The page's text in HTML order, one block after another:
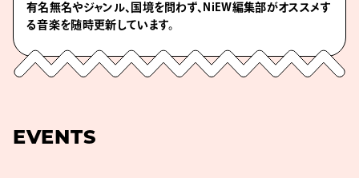
有名無名やジャンル、国境を問わず、NiEW編集部がオススメす
る音楽を随時更新しています。
EVENTS